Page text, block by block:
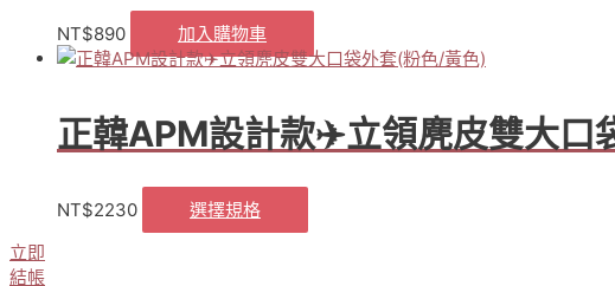
NT$890 加入購物車
正韓APM設計款✈️立領麂皮雙大口
NT$2230 選擇規格
產
立即
結帳